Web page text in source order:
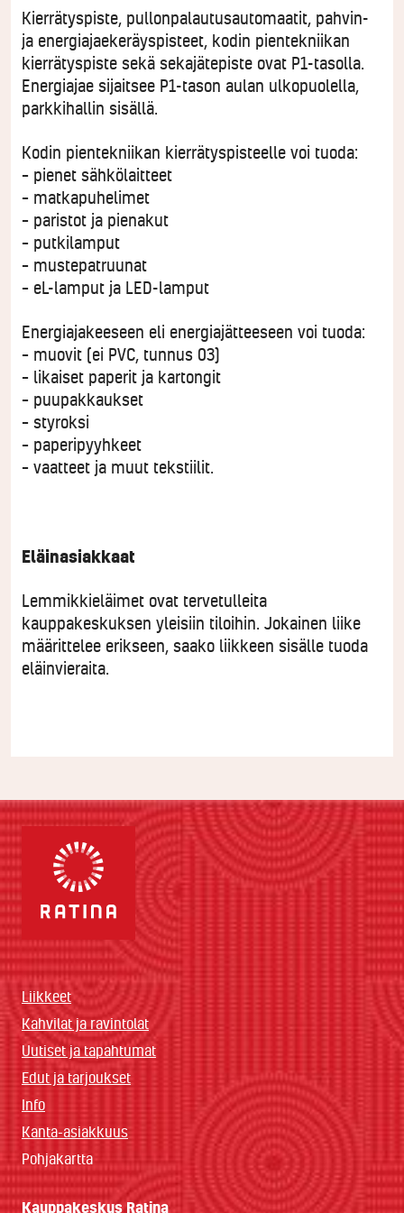
Kierrätyspiste, pullonpalautusautomaatit, pahvin-
ja energiajaekeräyspisteet, kodin pientekniikan
kierrätyspiste sekä sekajätepiste ovat P1-tasolla.
Energiajae sijaitsee P1-tason aulan ulkopuolella,
parkkihallin sisällä.
Kodin pientekniikan kierrätyspisteelle voi tuoda:
– pienet sähkölaitteet
– matkapuhelimet
– paristot ja pienakut
– putkilamput
– mustepatruunat
– eL-lamput ja LED-lamput
Energiajakeeseen eli energiajätteeseen voi tuoda:
– muovit (ei PVC, tunnus 03)
– likaiset paperit ja kartongit
– puupakkaukset
– styroksi
– paperipyyhkeet
– vaatteet ja muut tekstiilit.
Eläinasiakkaat
Lemmikkieläimet ovat tervetulleita
kauppakeskuksen yleisiin tiloihin. Jokainen liike
määrittelee erikseen, saako liikkeen sisälle tuoda
eläinvieraita.
Liikkeet
Kahvilat ja ravintolat
Uutiset ja tapahtumat
Edut ja tarjoukset
Info
Kanta-asiakkuus
Pohjakartta
Kauppakeskus Ratina